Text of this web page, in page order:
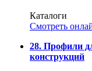
Каталоги
Смотреть
28. Профили
конструкций